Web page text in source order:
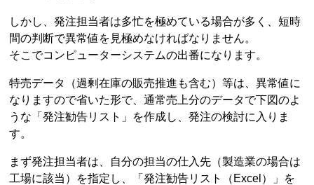
しかし、発注担当者は多忙を極めている場合が多く、短時
間の判断で異常値を見極めなければなりません。
そこでコンピューターシステムの出番になります。
特売データ（過剰在庫の販売推進も含む）等は、異常値に
なりますので省いた形で、通常売上分のデータで下図のよ
うな「発注勧告リスト」を作成し、発注の検討に入りま
す。
まず発注担当者は、自分の担当の仕入先（製造業の場合は
工場に該当）を指定し、「発注勧告リスト（Excel）」を